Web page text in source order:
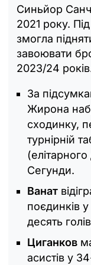
Синьйор
2021 року.
змогла
завоювати
2023/24
За
Жирона
сходинку,
турнірній
(елітарного
Сегунди.
Ванат
поєдинків у
десять
Циганков
асистів у